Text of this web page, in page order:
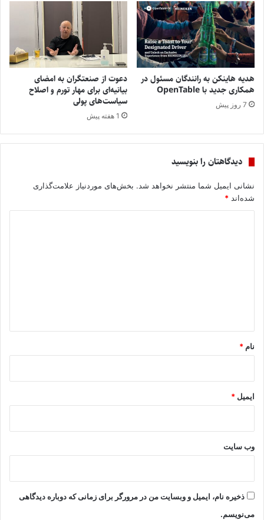
هدیه هاینکن به رانندگان مسئول در
همکاری جدید با OpenTable
7 روز پیش
دعوت از صنعتگران به امضای
بیانیه‌ای برای مهار تورم و اصلاح
سیاست‌های پولی
1 هفته پیش
دیدگاهتان را بنویسید
نشانی ایمیل شما منتشر نخواهد شد. بخش‌های موردنیاز علامت‌گذاری
شده‌اند *
نام *
ایمیل *
وب‌ سایت
ذخیره نام، ایمیل و وبسایت من در مرورگر برای زمانی که دوباره دیدگاهی
می‌نویسم.